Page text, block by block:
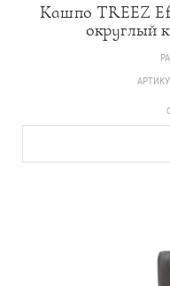
Кашпо TREEZ
округлый